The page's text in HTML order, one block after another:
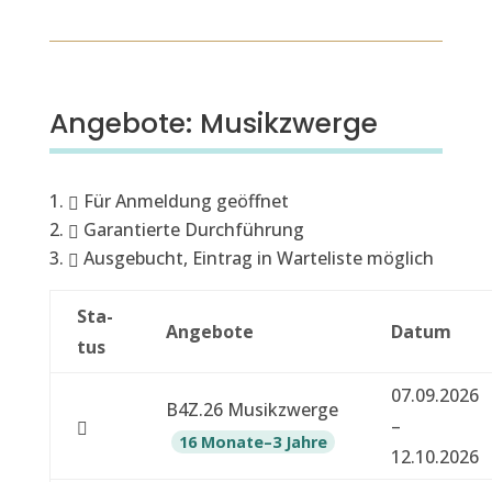
Angebote: Musikzwerge
Für Anmel­dung geöffnet
Garantierte Durch­führung
Aus­ge­bucht, Ein­trag in Warteliste möglich
Sta­
tus
Ange­bote Datum
B4Z.26 Musikzwerge
16 Monate–3 Jahre
07.09.2026
–
12.10.2026